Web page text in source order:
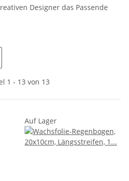
Designer das Passende
1 - 13 von 13
Auf Lager